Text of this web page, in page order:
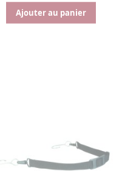
Ajouter au panier